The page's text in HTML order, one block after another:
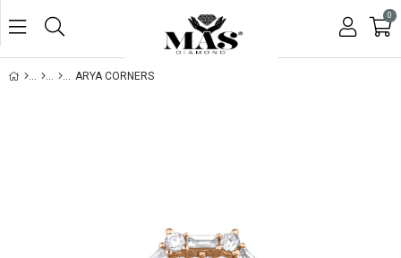
0
ARYA CORNERS